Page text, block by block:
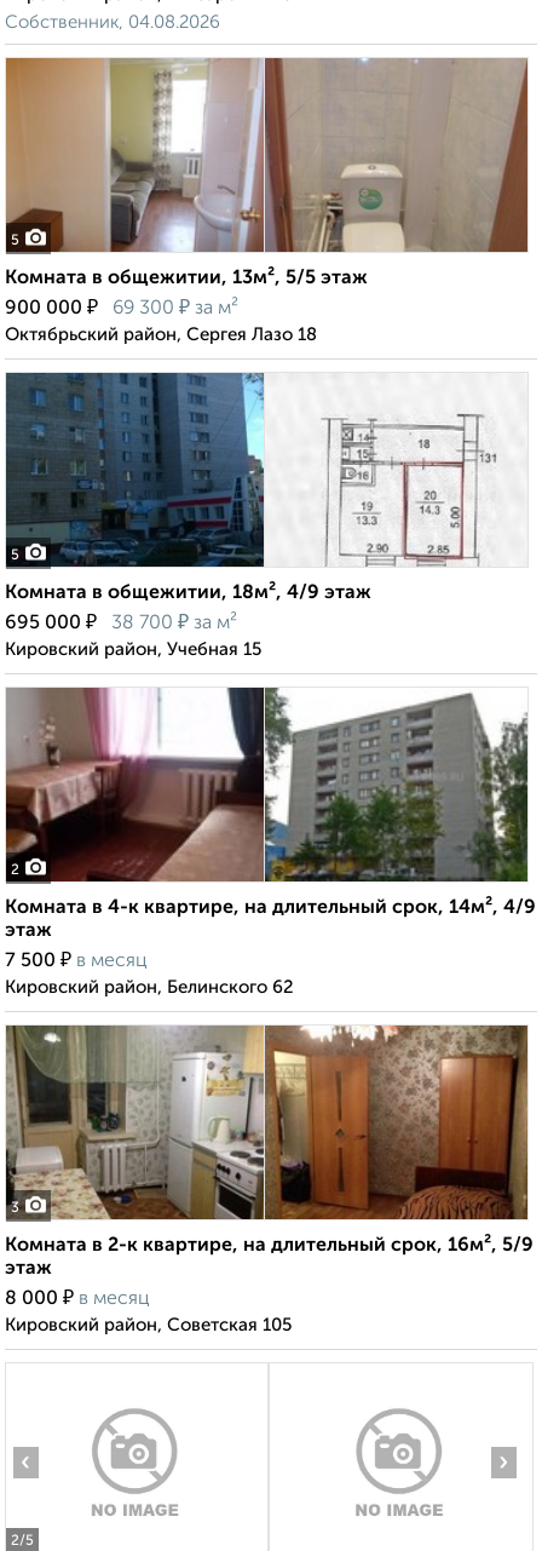
Собственник, 04.08.2026
5
Комната в общежитии, 13м², 5/5 этаж
900 000 ₽ 69 300 ₽ за м²
Октябрьский район, Сергея Лазо 18
5
Комната в общежитии, 18м², 4/9 этаж
695 000 ₽ 38 700 ₽ за м²
Кировский район, Учебная 15
2
Комната в 4-к квартире, на длительный срок, 14м², 4/9
этаж
7 500 ₽ в месяц
Кировский район, Белинского 62
3
Комната в 2-к квартире, на длительный срок, 16м², 5/9
этаж
8 000 ₽ в месяц
Кировский район, Советская 105
2/5
‹ ›